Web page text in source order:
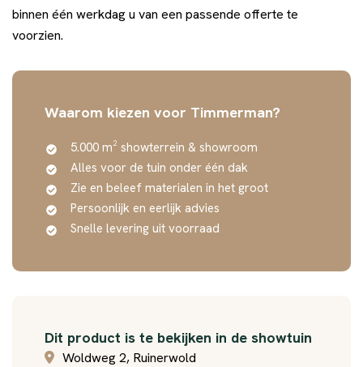
binnen één werkdag u van een passende offerte te
voorzien.
Waarom kiezen voor Timmerman?
5.000 m² showterrein & showroom
Alles voor de tuin onder één dak
Zie en beleef materialen in het groot
Persoonlijk en eerlijk advies
Snelle levering uit voorraad
Dit product is te bekijken in de showtuin
Woldweg 2, Ruinerwold